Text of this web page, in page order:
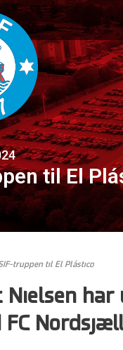
til El
truppen til El Plástico
Nielsen
FC